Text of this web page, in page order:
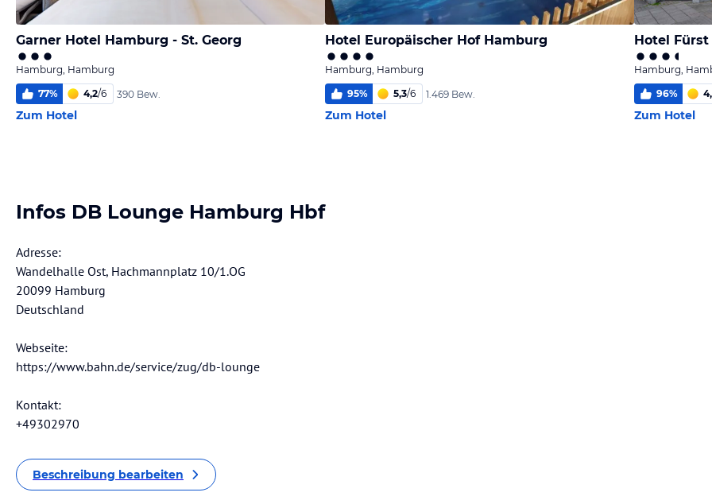
Garner Hotel Hamburg - St. Georg
Hamburg, Hamburg
77% 4,2/6 390 Bew.
Zum Hotel
Hotel Europäischer Hof Hamburg
Hamburg, Hamburg
95% 5,3/6 1.469 Bew.
Zum Hotel
Hotel
Hamburg,
96%
Zum Hotel
Infos DB Lounge Hamburg Hbf
Adresse:
Wandelhalle Ost, Hachmannplatz 10/1.OG
20099 Hamburg
Deutschland
Webseite:
https://www.bahn.de/service/zug/db-lounge
Kontakt:
+49302970
Beschreibung bearbeiten